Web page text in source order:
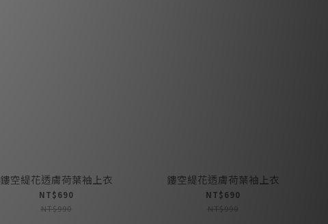
鏤空緹花透膚荷葉袖上衣
NT$690
NT$990
鏤空緹花透膚荷葉袖上衣
NT$690
NT$990